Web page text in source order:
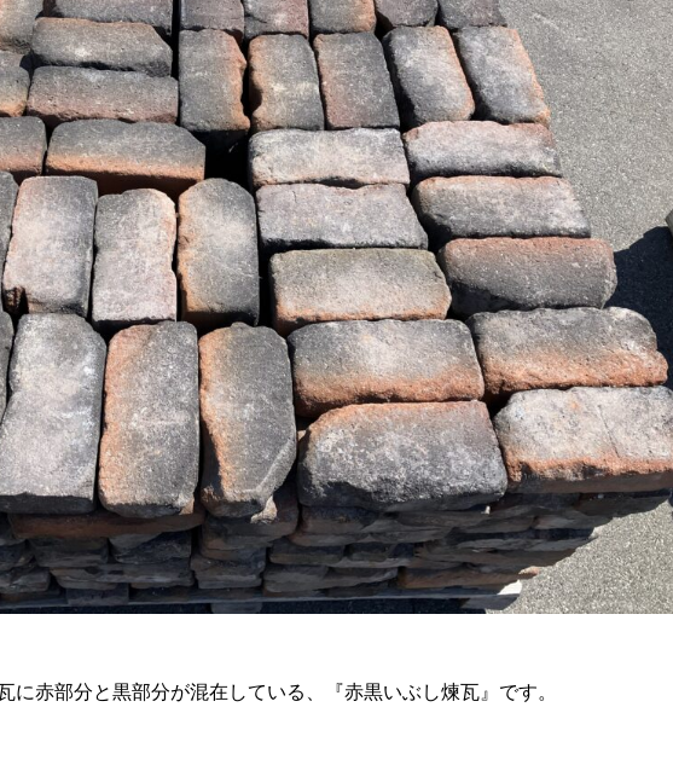
に赤部分と黒部分が混在している、『赤黒いぶし煉瓦』です。